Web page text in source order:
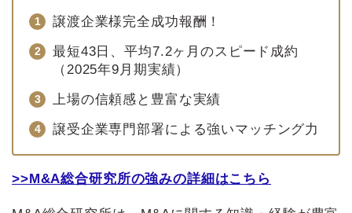
譲渡企業様完全成功報酬！
最短43日、平均7.2ヶ月のスピード成約
（2025年9月期実績）
上場の信頼感と豊富な実績
譲受企業専門部署による強いマッチング力
>>M&A総合研究所の強みの詳細はこちら